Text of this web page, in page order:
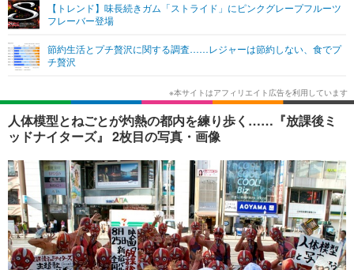
ネタ
ショッピング その他
エンタメ
エンタメTOP
韓国・芸能
音楽 スポーツ
ショッピング その他
ライフ
ライフTOP グルメ
ペット ショッピング
その他
リリース一覧
プッシュ通知の停止方法
【トレンド】味長続きガム「ストライド」にピンクグレープフルーツ
フレーバー登場
節約生活とプチ贅沢に関する調査……レジャーは節約しない、食でプ
チ贅沢
人体模型とねごとが灼熱の都内を練り歩く……『放課後ミ
ッドナイターズ』 2枚目の写真・画像